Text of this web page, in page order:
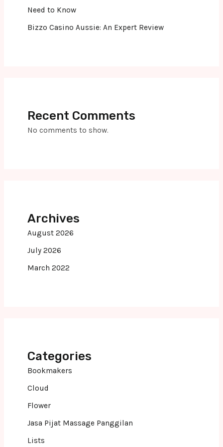
Need to Know
Bizzo Casino Aussie: An Expert Review
Recent Comments
No comments to show.
Archives
August 2026
July 2026
March 2022
Categories
Bookmakers
Cloud
Flower
Jasa Pijat Massage Panggilan
Lists